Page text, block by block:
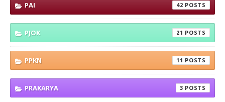
PAI 42
PJOK 21
PPKN 11
PRAKARYA 3